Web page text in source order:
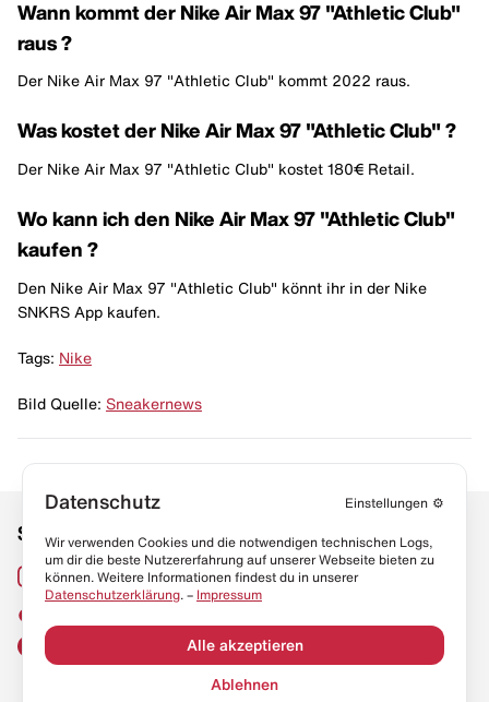
Wann kommt der Nike Air Max 97 "Athletic Club"
raus ?
Der Nike Air Max 97 "Athletic Club" kommt 2022 raus.
Was kostet der Nike Air Max 97 "Athletic Club" ?
Der Nike Air Max 97 "Athletic Club" kostet 180€ Retail.
Wo kann ich den Nike Air Max 97 "Athletic Club"
kaufen ?
Den Nike Air Max 97 "Athletic Club" könnt ihr in der Nike
SNKRS App kaufen.
Tags: Nike
Bild Quelle: Sneakernews
Social Media
Instagram
Links
Sneaker Lexikon
Resell Guide
Datenschutz
Impressum
Datenschutz Einstellungen ⚙️
Wir verwenden Cookies und die notwendigen technischen Logs,
um dir die beste Nutzererfahrung auf unserer Webseite bieten zu
können. Weitere Informationen findest du in unserer
Datenschutzerklärung. – Impressum
Alle akzeptieren
Ablehnen